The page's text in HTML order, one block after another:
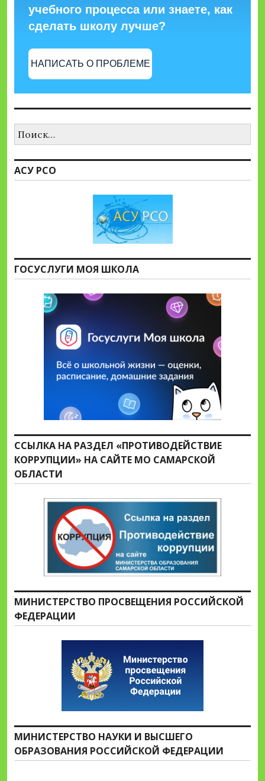
учебного процесса или знаете, как
сделать школу лучше?
НАПИСАТЬ О ПРОБЛЕМЕ
АСУ РСО
ГОСУСЛУГИ МОЯ ШКОЛА
ССЫЛКА НА РАЗДЕЛ «ПРОТИВОДЕЙСТВИЕ
КОРРУПЦИИ» НА САЙТЕ МО САМАРСКОЙ
ОБЛАСТИ
МИНИСТЕРСТВО ПРОСВЕЩЕНИЯ РОССИЙСКОЙ
ФЕДЕРАЦИИ
МИНИСТЕРСТВО НАУКИ И ВЫСШЕГО
ОБРАЗОВАНИЯ РОССИЙСКОЙ ФЕДЕРАЦИИ